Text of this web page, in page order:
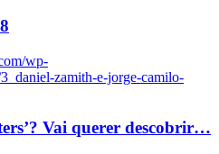
wp-
zamith-e-jorge-camilo-
Vai querer descobrir…